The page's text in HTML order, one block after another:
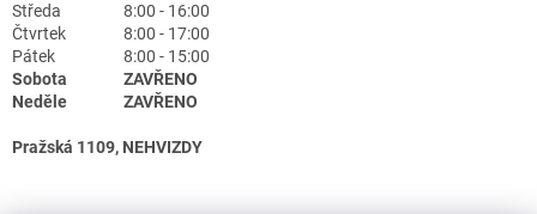
Středa
8:00 - 16:00
Čtvrtek
8:00 - 17:00
Pátek
8:00 - 15:00
Sobota
ZAVŘENO
Neděle
ZAVŘENO
Pražská 1109, NEHVIZDY